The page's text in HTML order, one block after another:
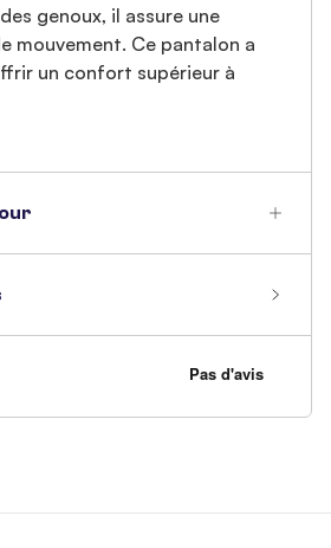
genoux, il assure une
mouvement. Ce pantalon a
un confort supérieur à